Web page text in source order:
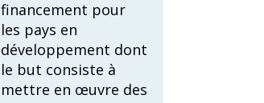
financement pour
les pays en
développement dont
le but consiste à
mettre en œuvre des